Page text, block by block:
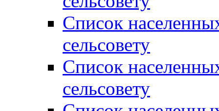
Список
сельсовету
Список
сельсовету